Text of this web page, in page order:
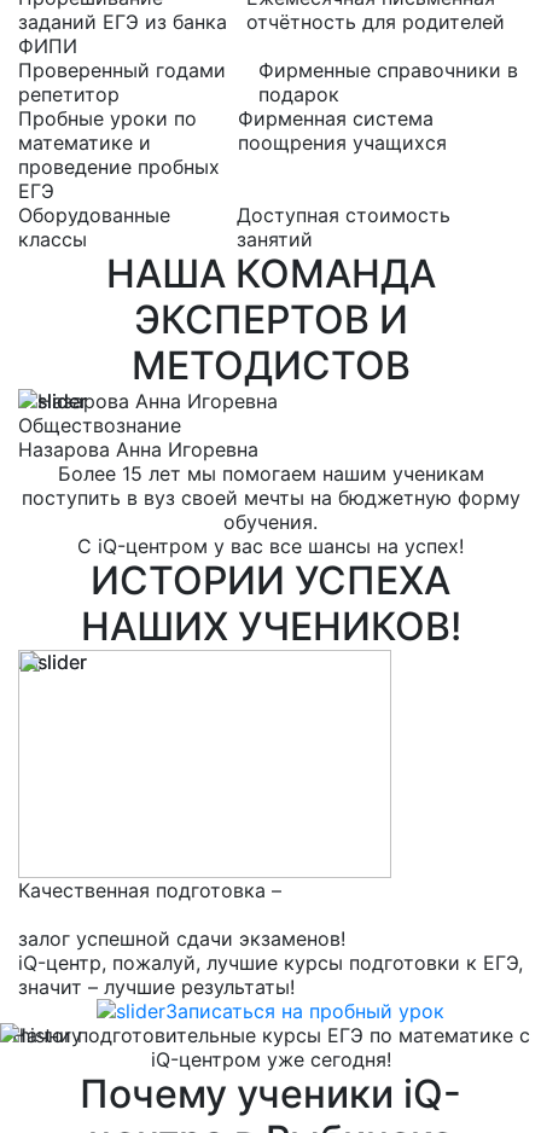
заданий ЕГЭ из банка
ФИПИ
отчётность для родителей
Проверенный годами
репетитор
Фирменные справочники в
подарок
Пробные уроки по
математике и
проведение пробных
ЕГЭ
Фирменная система
поощрения учащихся
Оборудованные
классы
Доступная стоимость
занятий
НАША КОМАНДА
ЭКСПЕРТОВ И
МЕТОДИСТОВ
Обществознание
Назарова Анна Игоревна
Более 15 лет мы помогаем нашим ученикам
поступить в вуз своей мечты на бюджетную форму
обучения.
С iQ-центром у вас все шансы на успех!
ИСТОРИИ УСПЕХА
НАШИХ УЧЕНИКОВ!
Качественная подготовка –
залог успешной сдачи экзаменов!
iQ-центр, пожалуй, лучшие курсы подготовки к ЕГЭ,
значит – лучшие результаты!
Записаться на пробный урок
Начни подготовительные курсы ЕГЭ по математике с
iQ-центром уже сегодня!
Почему ученики iQ-